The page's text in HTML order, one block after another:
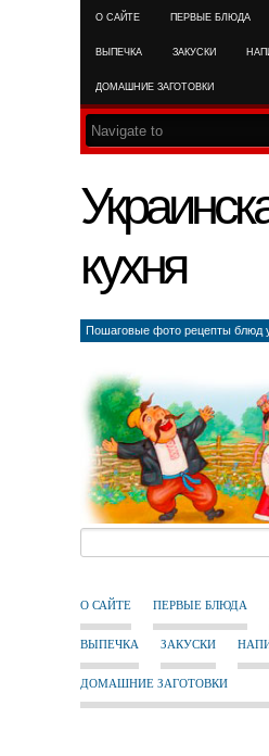
О САЙТЕ ПЕРВЫЕ БЛЮДА
ВЫПЕЧКА ЗАКУСКИ
ДОМАШНИЕ ЗАГОТОВКИ
кухня
Пошаговые фото рецепты блюд
О САЙТЕ ПЕРВЫЕ БЛЮДА
ВЫПЕЧКА ЗАКУСКИ
ДОМАШНИЕ ЗАГОТОВКИ